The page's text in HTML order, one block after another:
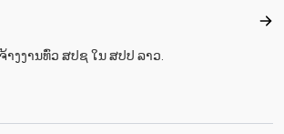
ວຽ
າງງານທົ່ວ ສປຊ ໃນ ສປປ ລາວ.